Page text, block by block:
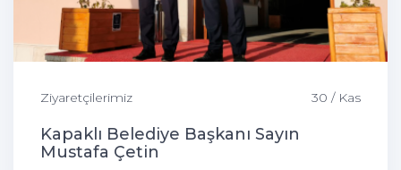
Ziyaretçilerimiz 30 / Kas
Kapaklı Belediye Başkanı Sayın
Mustafa Çetin